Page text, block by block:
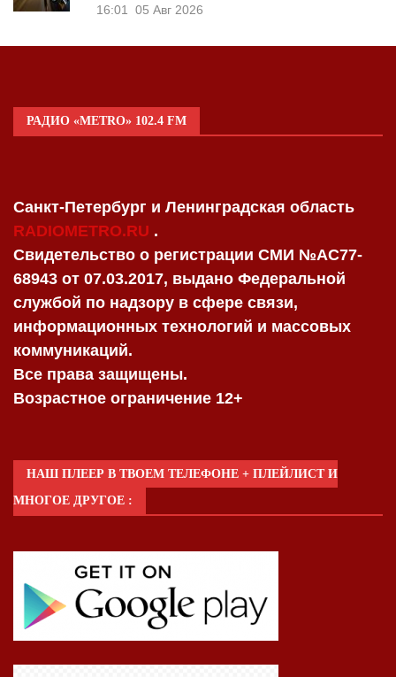
16:01
05 Авг 2026
РАДИО «METRO» 102.4 FM
Санкт-Петербург и Ленинградская область
RADIOMETRO.RU .
Свидетельство о регистрации СМИ №AC77-
68943 от 07.03.2017, выдано Федеральной
службой по надзору в сфере связи,
информационных технологий и массовых
коммуникаций.
Все права защищены.
Возрастное ограничение 12+
НАШ ПЛЕЕР В ТВОЕМ ТЕЛЕФОНЕ + ПЛЕЙЛИСТ И
МНОГОЕ ДРУГОЕ :